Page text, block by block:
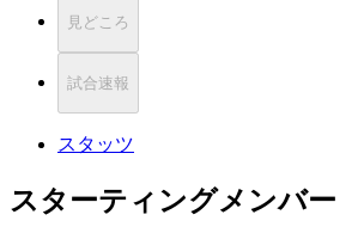
見どころ
試合速報
スタッツ
スターティングメンバー